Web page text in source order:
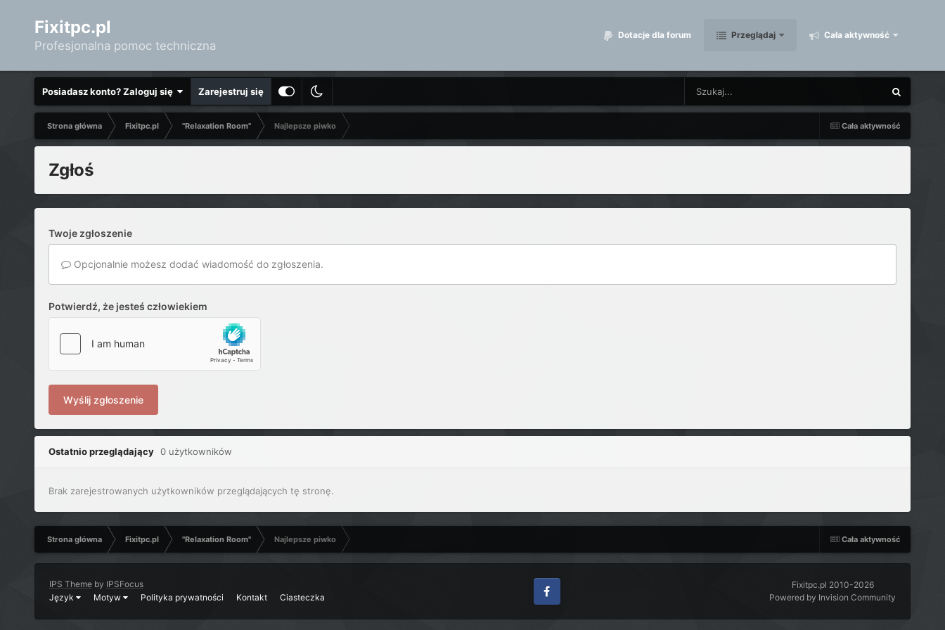
Fixitpc.pl
Profesjonalna pomoc techniczna
Dotacje dla forum Przeglądaj Cała aktywność
Posiadasz konto? Zaloguj się Zarejestruj się
Cała aktywność
Strona główna Fixitpc.pl "Relaxation Room" Najlepsze piwko
Zgłoś
Twoje zgłoszenie
Opcjonalnie możesz dodać wiadomość do zgłoszenia.
Potwierdź, że jesteś człowiekiem
Wyślij zgłoszenie
Ostatnio przeglądający 0 użytkowników
Brak zarejestrowanych użytkowników przeglądających tę stronę.
Cała aktywność
Strona główna Fixitpc.pl "Relaxation Room" Najlepsze piwko
IPS Themeby IPSFocus
Język
Motyw Polityka prywatności Kontakt Ciasteczka
Facebook
Fixitpc.pl 2010-2026
Powered by Invision Community